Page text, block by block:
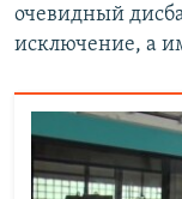
очевидный
исключение, а